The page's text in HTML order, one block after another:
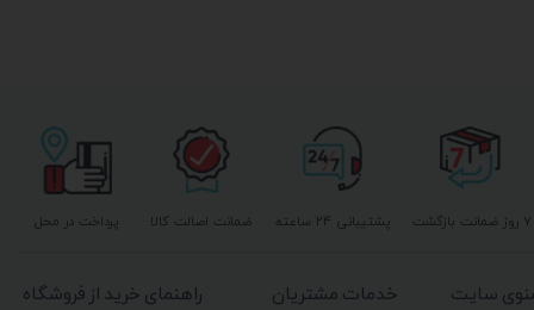
پشتیبانی ۲۴ ساعته پرداخت در محل ۷ روز ضمانت بازگشت ضمانت اصالت کالا
راهنمای خرید از فروشگاه خدمات مشتریان سایت